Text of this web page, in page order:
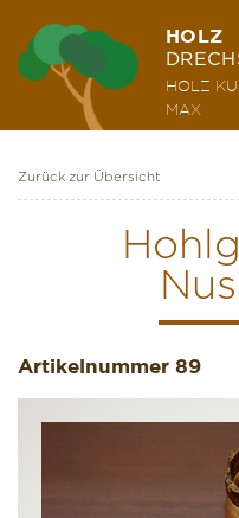
HOLZ
HOLZ
MAX
MEINE WERKE
AUSSTELLUNG &
ÜBER MICH
Zurück zur Übersicht
Artikelnummer 89